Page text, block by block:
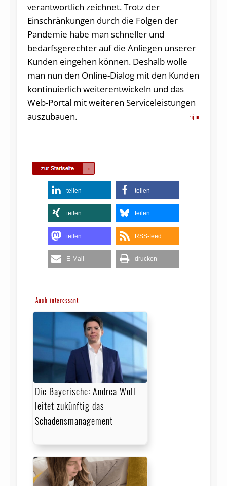
verantwortlich zeichnet. Trotz der
Einschränkungen durch die Folgen der
Pandemie habe man schneller und
bedarfsgerechter auf die Anliegen unserer
Kunden eingehen können. Deshalb wolle
man nun den Online-Dialog mit den Kunden
kontinuierlich weiterentwickeln und das
Web-Portal mit weiteren Serviceleistungen
auszubauen.
hj
teilen teilen
teilen teilen
teilen RSS-feed
E-Mail drucken
Auch interessant
Die Bayerische: Andrea Woll
leitet zukünftig das
Schadensmanagement